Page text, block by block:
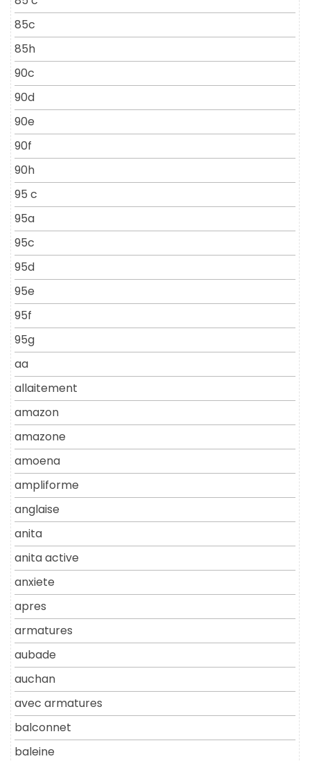
85c
85h
90c
90d
90e
90f
90h
95 c
95a
95c
95d
95e
95f
95g
aa
allaitement
amazon
amazone
amoena
ampliforme
anglaise
anita
anita active
anxiete
apres
armatures
aubade
auchan
avec armatures
balconnet
baleine